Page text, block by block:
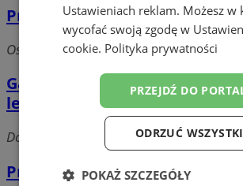
Przychodnia Weterynaryjna
Os. Korfantego, 44-240 Żory
Gabinet Weterynaryjny św.
lek.wet. Katarzyna Smołka
Dolne Przedmieście, 44-240 Żory
Przychodnia Weterynaryjna
Ustawieniach reklam. Możesz w
wycofać swoją zgodę w
cookie. Polityka prywatności
PRZEJDŹ DO
ODRZUĆ
POKAŻ SZCZEGÓŁY